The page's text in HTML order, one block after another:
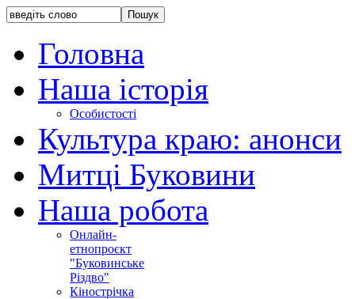
Головна
Наша історія
Особистості
Культура краю: анонси
Митці Буковини
Наша робота
Онлайн-
етнопроєкт
"Буковинське
Різдво"
Кінострічка